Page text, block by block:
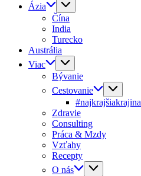
Ázia
Čína
India
Turecko
Austrália
Viac
Bývanie
Cestovanie
#najkrajšiakrajina
Zdravie
Consulting
Práca & Mzdy
Vzťahy
Recepty
O nás